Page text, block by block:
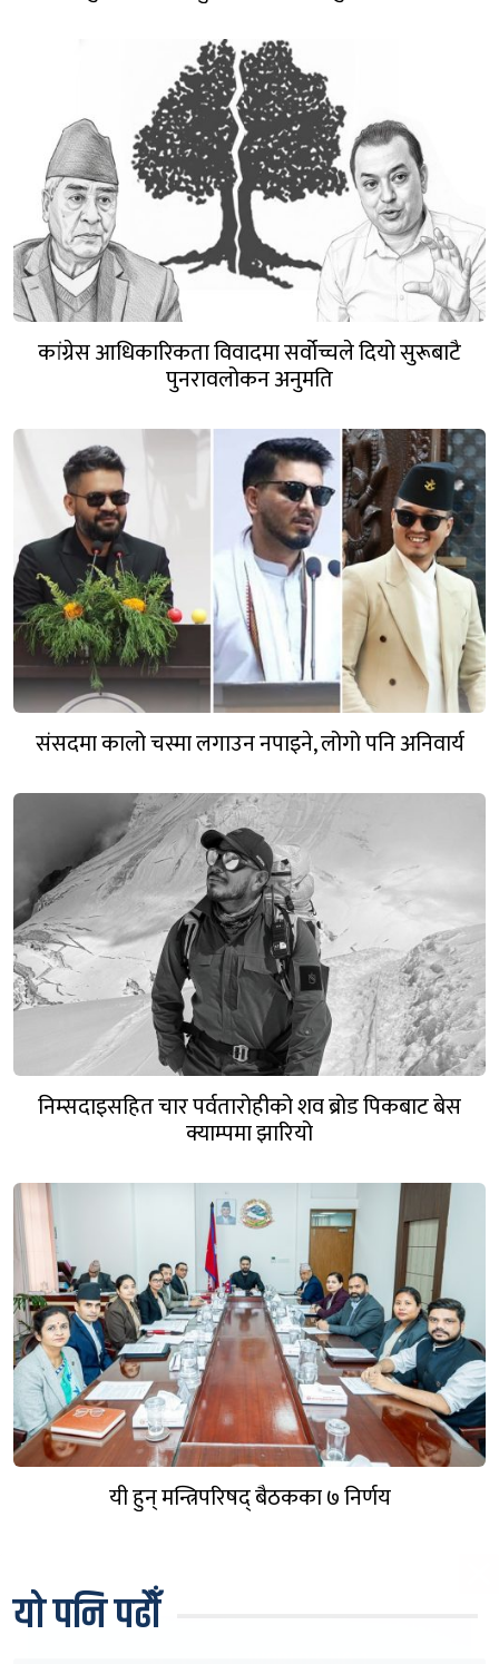
कांग्रेस आधिकारिकता विवादमा सर्वोच्चले दियो सुरूबाटै
पुनरावलोकन अनुमति
संसदमा कालो चस्मा लगाउन नपाइने, लोगो पनि अनिवार्य
निम्सदाइसहित चार पर्वतारोहीको शव ब्रोड पिकबाट बेस
क्याम्पमा झारियो
यी हुन् मन्त्रिपरिषद् बैठकका ७ निर्णय
यो पनि पढौँ